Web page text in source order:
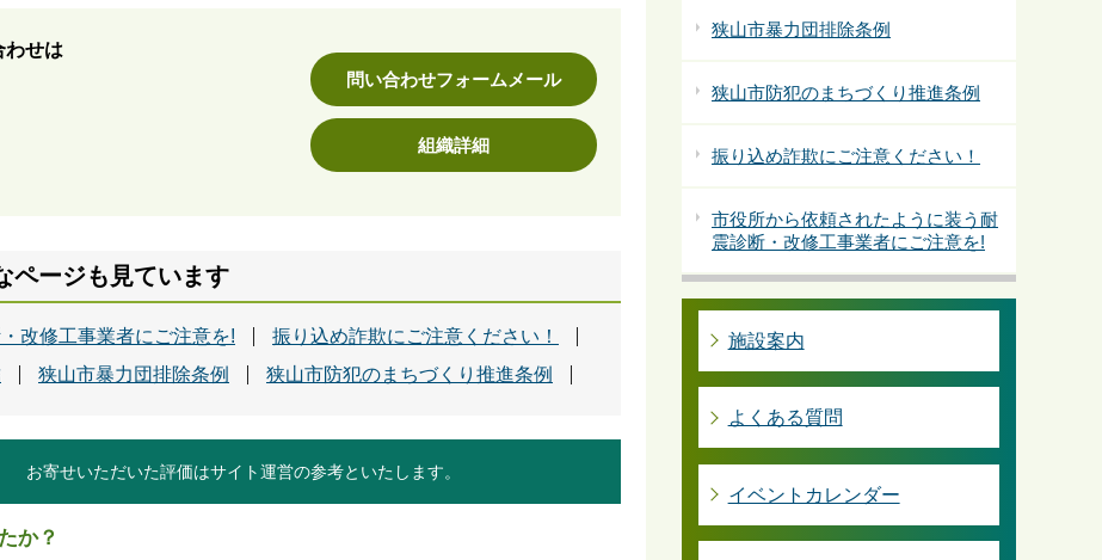
わせは
問い合わせフォームメール
組織詳細
ページも見ています
改修工事業者にご注意を!
振り込め詐欺にご注意ください！
狭山市暴力団排除条例 狭山市防犯のまちづくり推進条例
お寄せいただいた評価はサイト運営の参考といたします。
か？
狭山市暴力団排除条例
狭山市防犯のまちづくり推進条例
振り込め詐欺にご注意ください！
市役所から依頼されたように装う耐
震診断・改修工事業者にご注意を!
施設案内
よくある質問
イベントカレンダー